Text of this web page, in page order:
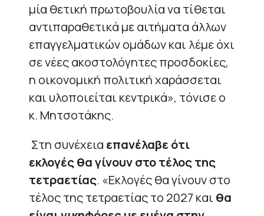
μία θετική πρωτοβουλία να τίθεται
αντιπαραθετικά με αιτήματα άλλων
επαγγελματικών ομάδων και λέμε όχι
σε νέες ακοστολόγητες προσδοκίες,
η οικονομική πολιτική χαράσσεται
και υλοποιείται κεντρικά», τόνισε ο
κ. Μητσοτάκης.
Στη συνέχεια επανέλαβε ότι
εκλογές θα γίνουν στο τέλος της
τετραετίας. «Εκλογές θα γίνουν στο
τέλος της τετραετίας το 2027 και θα